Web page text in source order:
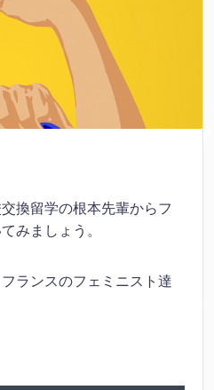
換留学の根本先輩からフ
みましょう。
ランスのフェミニスト達